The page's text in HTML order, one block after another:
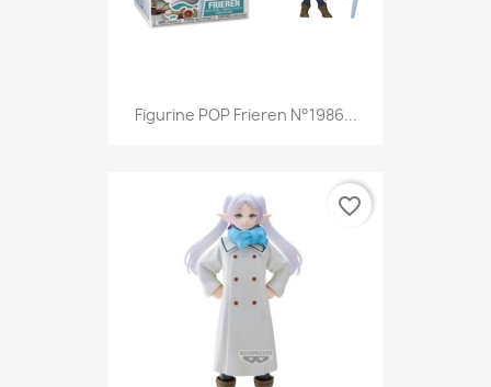
Figurine POP Frieren N°1986...
favorite_border